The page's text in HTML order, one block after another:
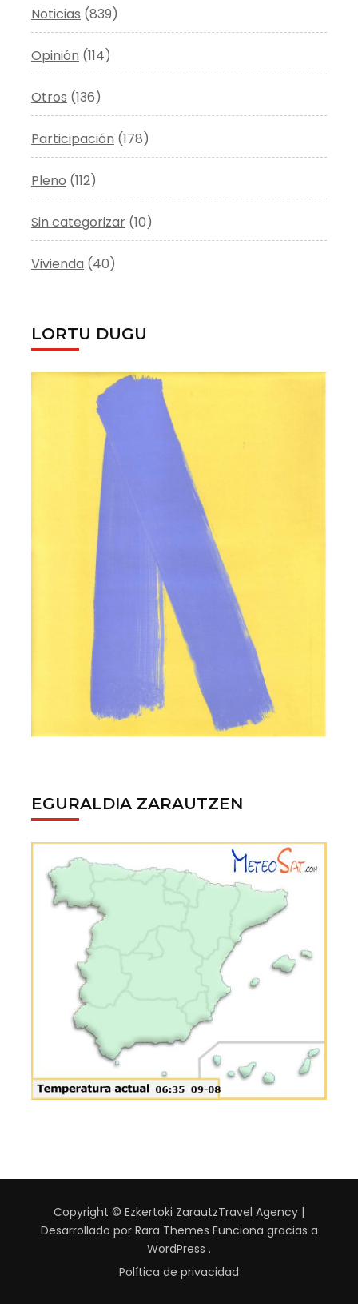
Noticias (839)
Opinión (114)
Otros (136)
Participación (178)
Pleno (112)
Sin categorizar (10)
Vivienda (40)
LORTU DUGU
EGURALDIA ZARAUTZEN
Copyright © Ezkertoki ZarautzTravel Agency |
Desarrollado por Rara Themes Funciona gracias a
WordPress .
Política de privacidad